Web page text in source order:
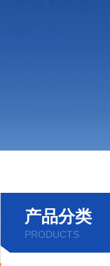
产品分类
PRODUCTS